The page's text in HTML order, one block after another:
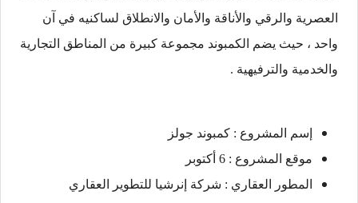
العصرية والرقي والأناقة والأمان والانطلاق لساكنيه في آن
واحد ، حيث يضم الكمبوند مجموعة كبيرة من المناطق التجارية
والخدمية والترفيهية .
إسم المشروع : كمبوند جولز
موقع المشروع : 6 أكتوبر
المطور العقاري : شركة إنرشيا للتطوير العقاري